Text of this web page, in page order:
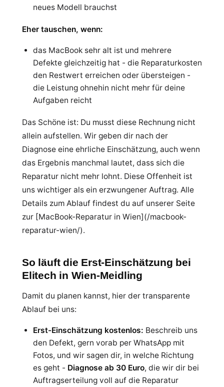
neues Modell brauchst
Eher tauschen, wenn:
das MacBook sehr alt ist und mehrere
Defekte gleichzeitig hat - die Reparaturkosten
den Restwert erreichen oder übersteigen -
die Leistung ohnehin nicht mehr für deine
Aufgaben reicht
Das Schöne ist: Du musst diese Rechnung nicht
allein aufstellen. Wir geben dir nach der
Diagnose eine ehrliche Einschätzung, auch wenn
das Ergebnis manchmal lautet, dass sich die
Reparatur nicht mehr lohnt. Diese Offenheit ist
uns wichtiger als ein erzwungener Auftrag. Alle
Details zum Ablauf findest du auf unserer Seite
zur [MacBook-Reparatur in Wien](/macbook-
reparatur-wien/).
So läuft die Erst-Einschätzung bei
Elitech in Wien-Meidling
Damit du planen kannst, hier der transparente
Ablauf bei uns:
Erst-Einschätzung kostenlos: Beschreib uns
den Defekt, gern vorab per WhatsApp mit
Fotos, und wir sagen dir, in welche Richtung
es geht - Diagnose ab 30 Euro, die wir dir bei
Auftragserteilung voll auf die Reparatur